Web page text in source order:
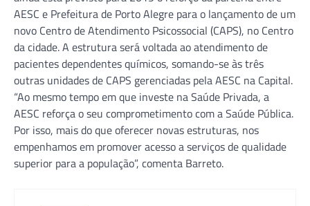
AESC e Prefeitura de Porto Alegre para o lançamento de um
novo Centro de Atendimento Psicossocial (CAPS), no Centro
da cidade. A estrutura será voltada ao atendimento de
pacientes dependentes químicos, somando-se às três
outras unidades de CAPS gerenciadas pela AESC na Capital.
“Ao mesmo tempo em que investe na Saúde Privada, a
AESC reforça o seu comprometimento com a Saúde Pública.
Por isso, mais do que oferecer novas estruturas, nos
empenhamos em promover acesso a serviços de qualidade
superior para a população”, comenta Barreto.